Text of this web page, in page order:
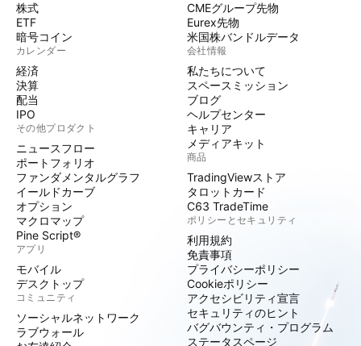
株式
ETF
暗号コイン
カレンダー
経済
決算
配当
IPO
その他プロダクト
ニュースフロー
ポートフォリオ
ファンダメンタルグラフ
イールドカーブ
オプション
マクロマップ
Pine Script®
アプリ
モバイル
デスクトップ
コミュニティ
ソーシャルネットワーク
ラブウォール
CMEグループ先物
Eurex先物
米国株バンドルデータ
会社情報
私たちについて
スペースミッション
ブログ
ヘルプセンター
キャリア
メディアキット
商品
TradingViewストア
タロットカード
C63 TradeTime
ポリシーとセキュリティ
利用規約
免責事項
プライバシーポリシー
Cookieポリシー
アクセシビリティ宣言
セキュリティのヒント
バグバウンティ・プログラム
ステータスページ